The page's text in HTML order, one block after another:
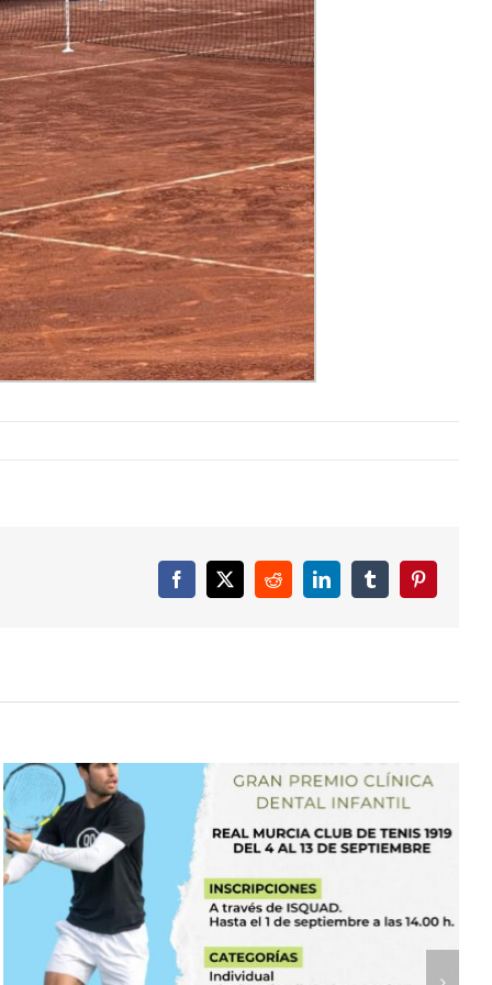
Facebook
X RedditLinkedInTumblrPinterest